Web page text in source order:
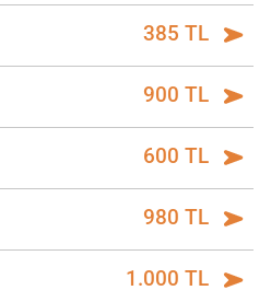
385 TL
900 TL
600 TL
980 TL
1.000 TL